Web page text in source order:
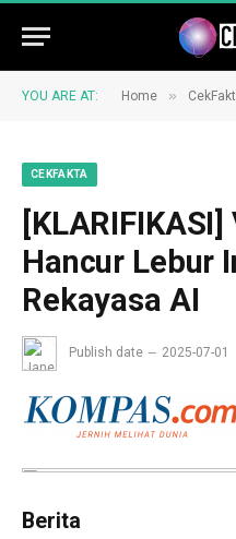
YOU ARE AT: Home »
CEKFAKTA
Hancur Lebur
Rekayasa AI
Publish date 2025-07-01
Berita